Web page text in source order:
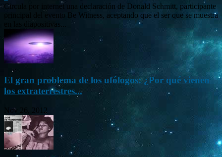
Circula por internet una declaración de Donald Schmitt, participante
principal del evento Be Witness, aceptando que el ser que se muestra
en las diapositivas...
El gran problema de los ufólogos: ¿Por qué vienen
los extraterrestres...
Nov 26, 2012